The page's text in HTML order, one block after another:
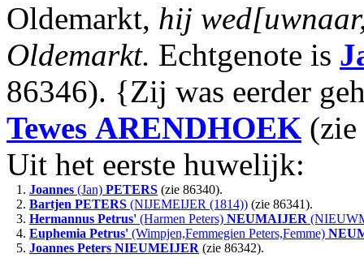
Oldemarkt, hij
Oldemarkt. Echtgenote is
86346). {Zij was eerder
Tewes ARENDHOEK
Uit het eerste huwelijk:
1. Joannes (Jan) PETERS (zie 86340).
2. Bartjen PETERS (NIJEMEIJER (1814)) (zie 86341).
3. Hermannus Petrus' (Harmen Peters) NEUMAIJER
4. Euphemia Petrus' (Wimpjen,Femmegien Peters,Femme)
5. Joannes Peters NIEUMEIJER (zie 86342).